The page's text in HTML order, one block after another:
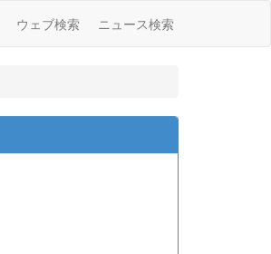
ウェブ検索 ニュース検索